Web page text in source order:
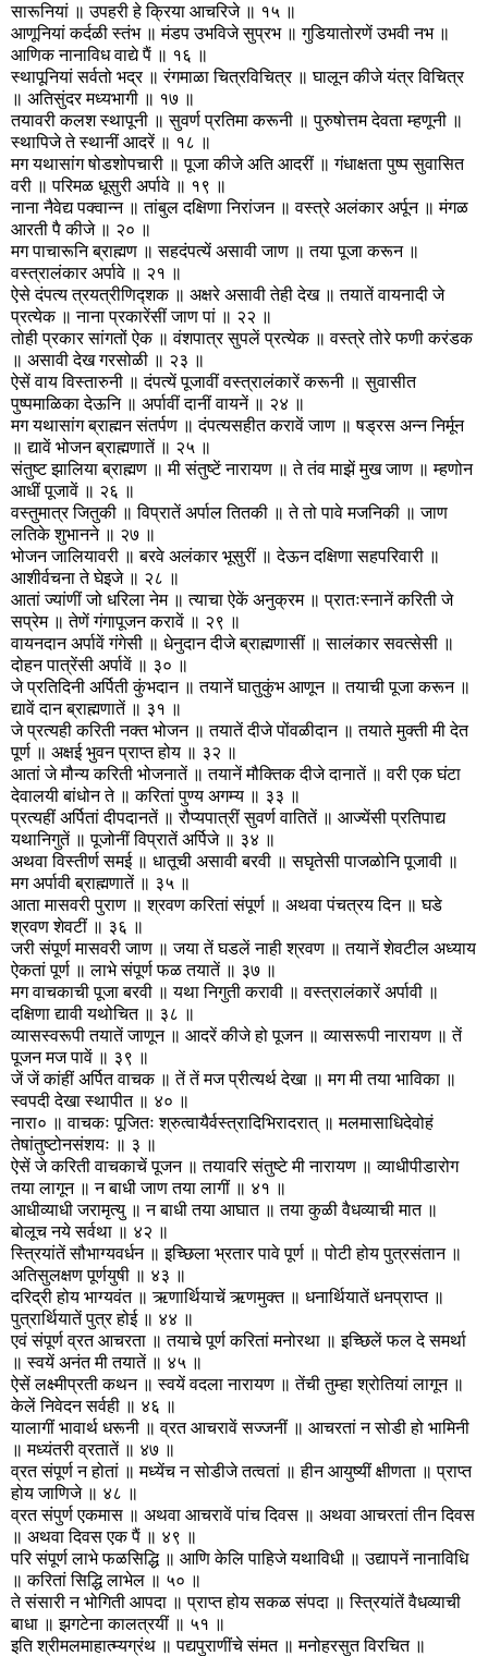
सारूनियां ॥ उपहरी हे क्रिया आचरिजे ॥ १५ ॥
आणूनियां कर्दळी स्तंभ ॥ मंडप उभविजे सुप्रभ ॥ गुडियातोरणें उभवी नभ ॥
आणिक नानाविध वाद्ये पैं ॥ १६ ॥
स्थापूनियां सर्वतो भद्र ॥ रंगमाळा चित्रविचित्र ॥ घालून कीजे यंत्र विचित्र
॥ अतिसुंदर मध्यभागी ॥ १७ ॥
तयावरी कलश स्थापूनी ॥ सुवर्ण प्रतिमा करूनी ॥ पुरुषोत्तम देवता म्हणूनी ॥
स्थापिजे ते स्थानीं आदरें ॥ १८ ॥
मग यथासांग षोडशोपचारी ॥ पूजा कीजे अति आदरीं ॥ गंधाक्षता पुष्प सुवासित
वरी ॥ परिमळ धूसुरी अर्पावे ॥ १९ ॥
नाना नैवेद्य पक्वान्न ॥ तांबुल दक्षिणा निरांजन ॥ वस्त्रे अलंकार अर्पून ॥ मंगळ
आरती पै कीजे ॥ २० ॥
मग पाचारूनि ब्राह्मण ॥ सहदंपत्यें असावी जाण ॥ तया पूजा करून ॥
वस्त्रालंकार अर्पावे ॥ २१ ॥
ऐसे दंपत्य त्रयत्रीणिद्शक ॥ अक्षरे असावी तेही देख ॥ तयातें वायनादी जे
प्रत्येक ॥ नाना प्रकारेंसीं जाण पां ॥ २२ ॥
तोही प्रकार सांगतों ऐक ॥ वंशपात्र सुपलें प्रत्येक ॥ वस्त्रे तोरे फणी करंडक
॥ असावी देख गरसोळी ॥ २३ ॥
ऐसें वाय विस्तारुनी ॥ दंपत्यें पूजावीं वस्त्रालंकारें करूनी ॥ सुवासीत
पुष्पमाळिका देऊनि ॥ अर्पावीं दानीं वायनें ॥ २४ ॥
मग यथासांग ब्राह्मन संतर्पण ॥ दंपत्यसहीत करावें जाण ॥ षड्रस अन्न निर्मून
॥ द्यावें भोजन ब्राह्मणातें ॥ २५ ॥
संतुष्ट झालिया ब्राह्मण ॥ मी संतुष्टें नारायण ॥ ते तंव माझें मुख जाण ॥ म्हणोन
आधीं पूजावें ॥ २६ ॥
वस्तुमात्र जितुकी ॥ विप्रातें अर्पाल तितकी ॥ ते तो पावे मजनिकी ॥ जाण
लतिके शुभानने ॥ २७ ॥
भोजन जालियावरी ॥ बरवे अलंकार भूसुरीं ॥ देऊन दक्षिणा सहपरिवारी ॥
आशीर्वचना ते घेइजे ॥ २८ ॥
आतां ज्यांणीं जो धरिला नेम ॥ त्याचा ऐकें अनुक्रम ॥ प्रातःस्नानें करिती जे
सप्रेम ॥ तेणें गंगापूजन करावें ॥ २९ ॥
वायनदान अर्पावें गंगेसी ॥ धेनुदान दीजे ब्राह्मणासीं ॥ सालंकार सवत्सेसी ॥
दोहन पात्रेंसी अर्पावें ॥ ३० ॥
जे प्रतिदिनी अर्पिती कुंभदान ॥ तयानें घातुकुंभ आणून ॥ तयाची पूजा करून ॥
द्यावें दान ब्राह्मणातें ॥ ३१ ॥
जे प्रत्यही करिती नक्त भोजन ॥ तयातें दीजे पोंवळीदान ॥ तयाते मुक्ती मी देत
पूर्ण ॥ अक्षई भुवन प्राप्त होय ॥ ३२ ॥
आतां जे मौन्य करिती भोजनातें ॥ तयानें मौक्तिक दीजे दानातें ॥ वरी एक घंटा
देवालयी बांधोन ते ॥ करितां पुण्य अगम्य ॥ ३३ ॥
प्रत्यहीं अर्पितां दीपदानतें ॥ रौप्यपात्रीं सुवर्ण वातितें ॥ आज्येंसी प्रतिपाद्य
यथानिगुतें ॥ पूजोनीं विप्रातें अर्पिजे ॥ ३४ ॥
अथवा विस्तीर्ण समई ॥ धातूची असावी बरवी ॥ सघृतेसी पाजळोनि पूजावी ॥
मग अर्पावी ब्राह्मणातें ॥ ३५ ॥
आता मासवरी पुराण ॥ श्रवण करितां संपूर्ण ॥ अथवा पंचत्रय दिन ॥ घडे
श्रवण शेवटीं ॥ ३६ ॥
जरी संपूर्ण मासवरी जाण ॥ जया तें घडलें नाही श्रवण ॥ तयानें शेवटील अध्याय
ऐकतां पूर्ण ॥ लाभे संपूर्ण फळ तयातें ॥ ३७ ॥
मग वाचकाची पूजा बरवी ॥ यथा निगुती करावी ॥ वस्त्रालंकारें अर्पावी ॥
दक्षिणा द्यावी यथोचित ॥ ३८ ॥
व्यासस्वरूपी तयातें जाणून ॥ आदरें कीजे हो पूजन ॥ व्यासरूपी नारायण ॥ तें
पूजन मज पावें ॥ ३९ ॥
जें जें कांहीं अर्पित वाचक ॥ तें तें मज प्रीत्यर्थ देखा ॥ मग मी तया भाविका ॥
स्वपदी देखा स्थापीत ॥ ४० ॥
नारा० ॥ वाचकः पूजितः श्रुत्वायैर्वस्त्रादिभिरादरात् ॥ मलमासाधिदेवोहं
तेषांतुष्टोनसंशयः ॥ ३ ॥
ऐसें जे करिती वाचकाचें पूजन ॥ तयावरि संतुष्टे मी नारायण ॥ व्याधीपीडारोग
तया लागून ॥ न बाधी जाण तया लागीं ॥ ४१ ॥
आधीव्याधी जरामृत्यु ॥ न बाधी तया आघात ॥ तया कुळी वैधव्याची मात ॥
बोलूच नये सर्वथा ॥ ४२ ॥
स्त्रियांतें सौभाग्यवर्धन ॥ इच्छिला भ्रतार पावे पूर्ण ॥ पोटी होय पुत्रसंतान ॥
अतिसुलक्षण पूर्णयुषी ॥ ४३ ॥
दरिद्री होय भाग्यवंत ॥ ऋणार्थियाचें ऋणमुक्त ॥ धनार्थियातें धनप्राप्त ॥
पुत्रार्थियातें पुत्र होई ॥ ४४ ॥
एवं संपूर्ण व्रत आचरता ॥ तयाचे पूर्ण करितां मनोरथा ॥ इच्छिलें फल दे समर्था
॥ स्वयें अनंत मी तयातें ॥ ४५ ॥
ऐसें लक्ष्मीप्रती कथन ॥ स्वयें वदला नारायण ॥ तेंची तुम्हा श्रोतियां लागून ॥
केलें निवेदन सर्वही ॥ ४६ ॥
यालागीं भावार्थ धरूनी ॥ व्रत आचरावें सज्जनीं ॥ आचरतां न सोडी हो भामिनी
॥ मध्यंतरी व्रतातें ॥ ४७ ॥
व्रत संपूर्ण न होतां ॥ मध्येंच न सोडीजे तत्वतां ॥ हीन आयुष्यीं क्षीणता ॥ प्राप्त
होय जाणिजे ॥ ४८ ॥
व्रत संपुर्ण एकमास ॥ अथवा आचरावें पांच दिवस ॥ अथवा आचरतां तीन दिवस
॥ अथवा दिवस एक पैं ॥ ४९ ॥
परि संपूर्ण लाभे फळसिद्धि ॥ आणि केलि पाहिजे यथाविधी ॥ उद्यापनें नानाविधि
॥ करितां सिद्धि लाभेल ॥ ५० ॥
ते संसारी न भोगिती आपदा ॥ प्राप्त होय सकळ संपदा ॥ स्त्रियांतें वैधव्याची
बाधा ॥ झगटेना कालत्रयीं ॥ ५१ ॥
इति श्रीमलमाहात्म्यग्रंथ ॥ पद्यपुराणींचे संमत ॥ मनोहरसुत विरचित ॥